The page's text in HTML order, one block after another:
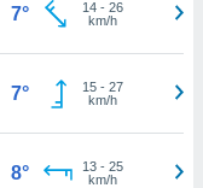
7° 14- 26
km/h
7° 15- 27
km/h
8° 13- 25
km/h